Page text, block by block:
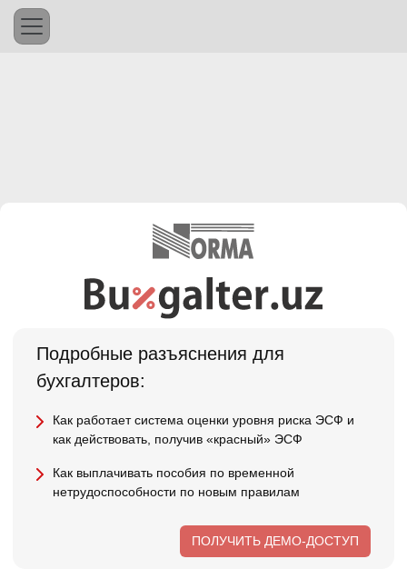
Подробные разъяснения для
бухгалтеров:
Как работает система оценки уровня риска ЭСФ и
как действовать, получив «красный» ЭСФ
Как выплачивать пособия по временной
нетрудоспособности по новым правилам
ПОЛУЧИТЬ ДЕМО-ДОСТУП